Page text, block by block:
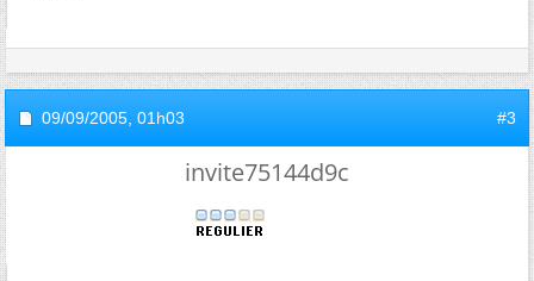
09/09/2005, 01h03 #3
invite75144d9c